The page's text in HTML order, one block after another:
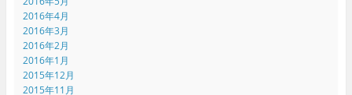
2016年4月
2016年3月
2016年2月
2016年1月
2015年12月
2015年11月